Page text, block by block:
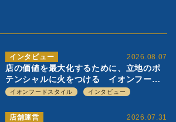
2026.08.07
インタビュー
店の価値を最大化するために、立地のポ
テンシャルに火をつける イオンフード
スタイル 平田 炎社長
イオンフードスタイル インタビュー
2026.07.31
店舗運営